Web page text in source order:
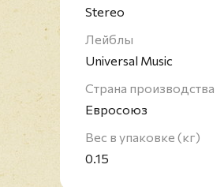
Stereo
Лейблы
Universal Music
Страна производства
Евросоюз
Вес в упаковке (кг)
0.15